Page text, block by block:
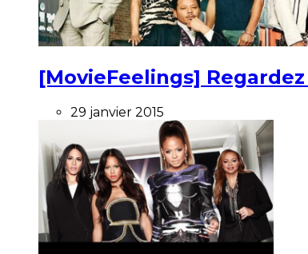
[MovieFeelings]
29 janvier 2015